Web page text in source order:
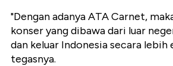
"Dengan adanya ATA Carnet,
konser yang dibawa dari luar
dan keluar Indonesia secara lebih
tegasnya.